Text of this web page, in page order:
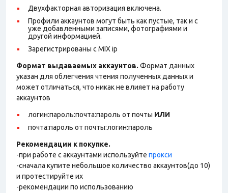
Двухфакторная авторизация включена.
Профили аккаунтов могут быть как пустые, так и с
уже добавленными записями, фотографиями и
другой информацией.
Зарегистрированы с MIX ip
Формат выдаваемых аккаунтов. Формат данных
указан для облегчения чтения полученных данных и
может отличаться, что никак не влияет на работу
аккаунтов
логин:пароль:почта:пароль от почты ИЛИ
почта:пароль от почты:логин:пароль
Рекомендации к покупке.
-при работе с аккаунтами используйте прокси
-сначала купите небольшое количество аккаунтов(до 10)
и протестируйте их
-рекомендации по использованию